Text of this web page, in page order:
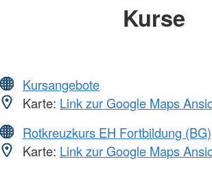
Kurse
Kursangebote
Karte: Link zur Google Maps
Rotkreuzkurs EH Fortbildung (BG)
Karte: Link zur Google Maps